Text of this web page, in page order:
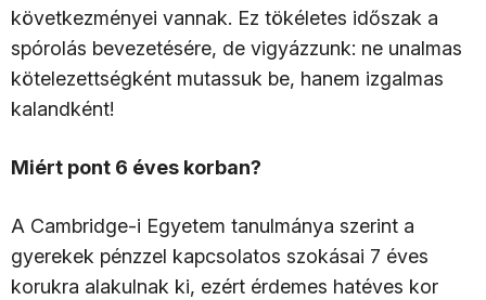
következményei vannak. Ez tökéletes időszak a
spórolás bevezetésére, de vigyázzunk: ne unalmas
kötelezettségként mutassuk be, hanem izgalmas
kalandként!
Miért pont 6 éves korban?
A Cambridge-i Egyetem tanulmánya szerint a
gyerekek pénzzel kapcsolatos szokásai 7 éves
korukra alakulnak ki, ezért érdemes hatéves kor